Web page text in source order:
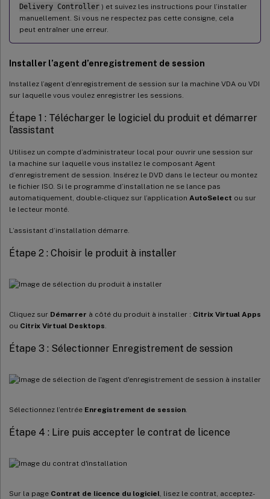
Delivery Controller ) et suivez les instructions pour l’installer
manuellement. Si vous ne respectez pas cette consigne, cela
peut entraîner une erreur.
Installer l’agent d’enregistrement de session
Installez l’agent d’enregistrement de session sur la machine VDA ou VDI
sur laquelle vous voulez enregistrer les sessions.
Étape 1 : Télécharger le logiciel du produit et démarrer
l’assistant
Utilisez un compte d’administrateur local pour ouvrir une session sur
la machine sur laquelle vous installez le composant Agent
d’enregistrement de session. Insérez le DVD dans le lecteur ou montez
le fichier ISO. Si le programme d’installation ne se lance pas
automatiquement, double-cliquez sur l’application AutoSelect ou sur
le lecteur monté.
L’assistant d’installation démarre.
Étape 2 : Choisir le produit à installer
Cliquez sur Démarrer à côté du produit à installer : Citrix Virtual Apps
ou Citrix Virtual Desktops
Étape 3 : Sélectionner Enregistrement de session
Sélectionnez l’entrée Enregistrement de session
Étape 4 : Lire puis accepter le contrat de licence
Sur la page Contrat de licence du logiciel , lisez le contrat, acceptez-